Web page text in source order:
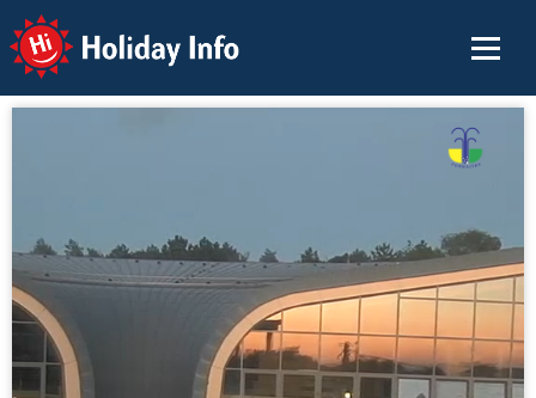
Holiday Info